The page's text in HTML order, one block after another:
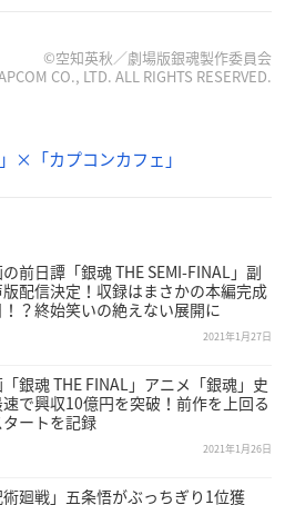
番3号 キュープラザ池袋 3F）
©空知英秋／劇場版銀魂製作委員会
CO., LTD. ALL RIGHTS RESERVED.
×「カプコンカフェ」
前日譚「銀魂 THE SEMI-FINAL」副
配信決定！収録はまさかの本編完成
！？終始笑いの絶えない展開に
2021年1月27日
銀魂 THE FINAL」アニメ「銀魂」史
速で興収10億円を突破！前作を上回る
ートを記録
2021年1月26日
術廻戦」五条悟がぶっちぎり1位獲